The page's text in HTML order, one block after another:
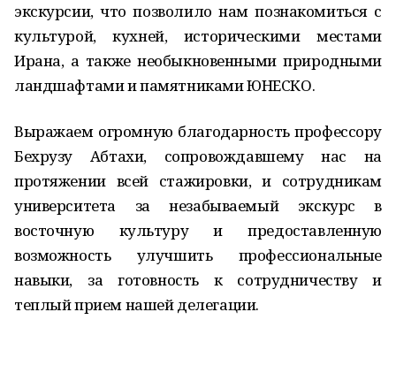
экскурсии, что позволило нам познакомиться с
культурой, кухней, историческими местами
Ирана, а также необыкновенными природными
ландшафтами и памятниками ЮНЕСКО.
Выражаем огромную благодарность профессору
Бехрузу Абтахи, сопровождавшему нас на
протяжении всей стажировки, и сотрудникам
университета за незабываемый экскурс в
восточную культуру и предоставленную
возможность улучшить профессиональные
навыки, за готовность к сотрудничеству и
теплый прием нашей делегации.